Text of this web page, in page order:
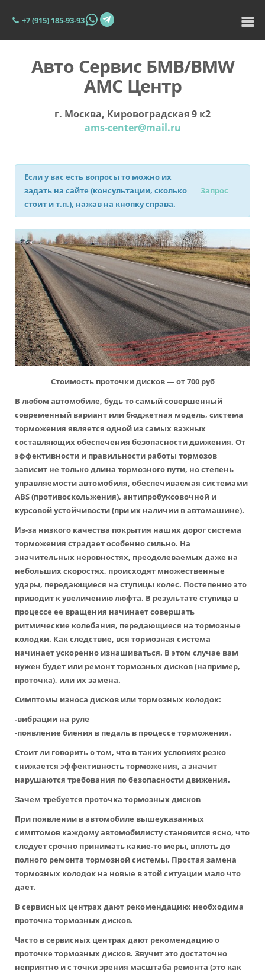
+7 (915) 185-93-93
Авто Сервис БМВ/BMW
АМС Центр
г. Москва, Кировоградская 9 к2
ams-center@mail.ru
Если у вас есть вопросы то можно их
задать на сайте (консультации, сколько
стоит и т.п.), нажав на кнопку справа.
Запрос
Стоимость проточки дисков — от 700 руб
В любом автомобиле, будь то самый совершенный
современный вариант или бюджетная модель, система
торможения является одной из самых важных
составляющих обеспечения безопасности движения. От
эффективности и правильности работы тормозов
зависит не только длина тормозного пути, но степень
управляемости автомобиля, обеспечиваемая системами
ABS (противоскольжения), антипробуксовочной и
курсовой устойчивости (при их наличии в автомашине).
Из-за низкого качества покрытия наших дорог система
торможения страдает особенно сильно. На
значительных неровностях, преодолеваемых даже на
небольших скоростях, происходят множественные
удары, передающиеся на ступицы колес. Постепенно это
приводит к увеличению люфта. В результате ступица в
процессе ее вращения начинает совершать
ритмические колебания, передающиеся на тормозные
колодки. Как следствие, вся тормозная система
начинает ускоренно изнашиваться. В этом случае вам
нужен будет или ремонт тормозных дисков (например,
проточка), или их замена.
Симптомы износа дисков или тормозных колодок:
-вибрации на руле
-появление биения в педаль в процессе торможения.
Стоит ли говорить о том, что в таких условиях резко
снижается эффективность торможения, а значит
нарушаются требования по безопасности движения.
Зачем требуется проточка тормозных дисков
При появлении в автомобиле вышеуказанных
симптомов каждому автомобилисту становится ясно, что
следует срочно принимать какие-то меры, вплоть до
полного ремонта тормозной системы. Простая замена
тормозных колодок на новые в этой ситуации мало что
дает.
В сервисных центрах дают рекомендацию: необходима
проточка тормозных дисков.
Часто в сервисных центрах дают рекомендацию о
проточке тормозных дисков. Звучит это достаточно
неприятно и с точки зрения масштаба ремонта (это как